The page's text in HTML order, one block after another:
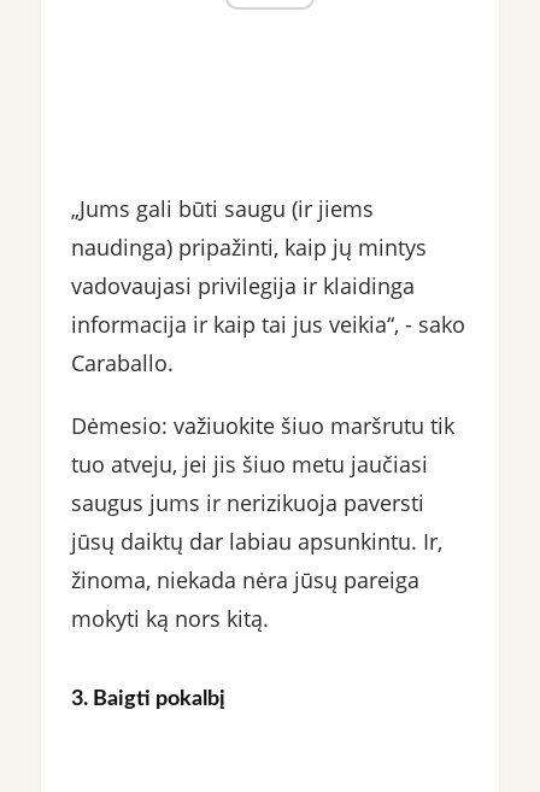
„Jums gali būti saugu (ir jiems
naudinga) pripažinti, kaip jų mintys
vadovaujasi privilegija ir klaidinga
informacija ir kaip tai jus veikia“, - sako
Caraballo.
Dėmesio: važiuokite šiuo maršrutu tik
tuo atveju, jei jis šiuo metu jaučiasi
saugus jums ir nerizikuoja paversti
jūsų daiktų dar labiau apsunkintu. Ir,
žinoma, niekada nėra jūsų pareiga
mokyti ką nors kitą.
3. Baigti pokalbį